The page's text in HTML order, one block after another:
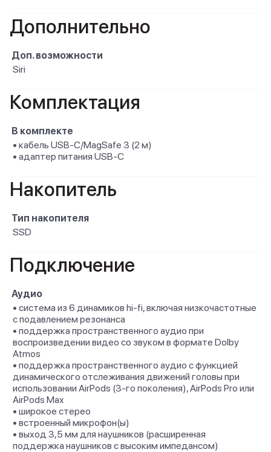
Дополнительно
Доп. возможности
Siri
Комплектация
В комплекте
• кабель USB-C/MagSafe 3 (2 м)
• адаптер питания USB-C
Накопитель
Тип накопителя
SSD
Подключение
Аудио
• система из 6 динамиков hi-fi, включая низкочастотные
с подавлением резонанса
• поддержка пространственного аудио при
воспроизведении видео со звуком в формате Dolby
Atmos
• поддержка пространственного аудио с функцией
динамического отслеживания движений головы при
использовании AirPods (3‑го поколения), AirPods Pro или
AirPods Max
• широкое стерео
• встроенный микрофон(ы)
• выход 3,5 мм для наушников (расширенная
поддержка наушников с высоким импедансом)